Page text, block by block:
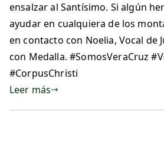
ensalzar al Santísimo. Si algún
ayudar en cualquiera de los
en contacto con Noelia, Vocal de
con Medalla. #SomosVeraCruz
#CorpusChristi
Leer más